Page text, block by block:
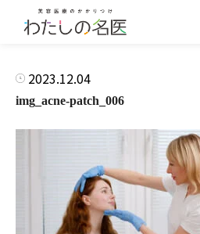
2023.12.04
img_acne-patch_006